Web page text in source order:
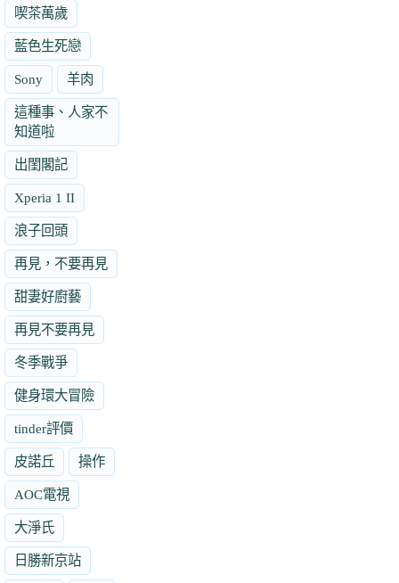
喫茶萬歲
藍色生死戀
Sony 羊肉
這種事、人家不
知道啦
出閨閣記
Xperia 1 II
浪子回頭
再見，不要再見
甜妻好廚藝
再見不要再見
冬季戰爭
健身環大冒險
tinder評價
皮諾丘 操作
AOC電視
大淨氏
日勝新京站